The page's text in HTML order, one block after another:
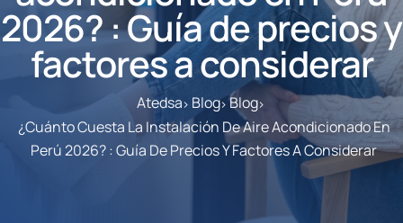
2026? : Guía de precios y
factores a considerar
Atedsa Blog Blog
¿Cuánto Cuesta La Instalación De Aire Acondicionado En
Perú 2026? : Guía De Precios Y Factores A Considerar